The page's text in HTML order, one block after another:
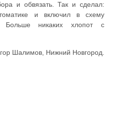
и обвязать. Так и сделал:
и включил в схему
Больше никаких хлопот с
Шалимов, Нижний Новгород.